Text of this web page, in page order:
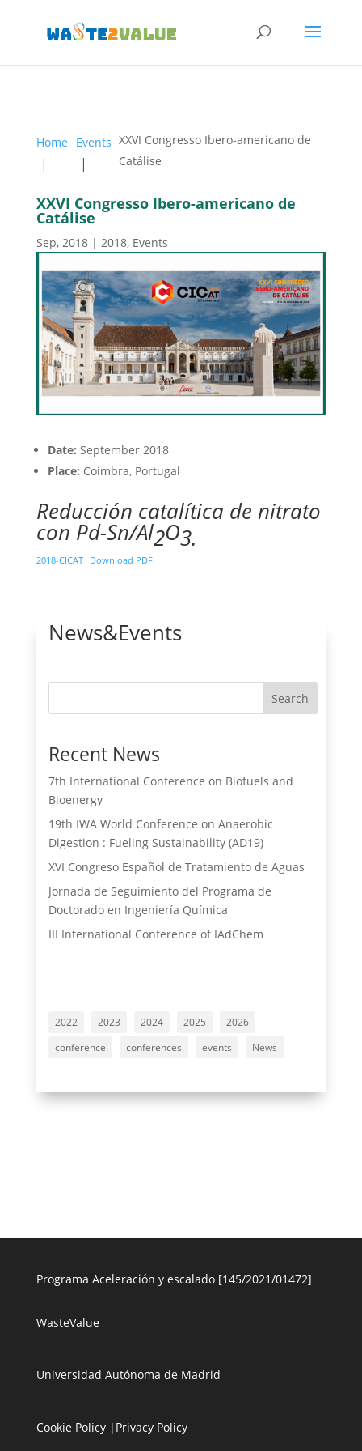
Home Events XXVI Congresso Ibero-americano de
Catálise
XXVI Congresso Ibero-americano de
Catálise
Sep, 2018| 2018, Events
Date: September 2018
Place: Coimbra, Portugal
Reducción catalítica de nitrato
con Pd-Sn/Al2O3.
2018-CICAT Download PDF
News&Events
Search
Recent News
7th International Conference on Biofuels and
Bioenergy
19th IWA World Conference on Anaerobic
Digestion : Fueling Sustainability (AD19)
XVI Congreso Español de Tratamiento de Aguas
Jornada de Seguimiento del Programa de
Doctorado en Ingeniería Química
III International Conference of IAdChem
2022 2023 2024 2025
2026
conference
conferences events News
Programa Aceleración y escalado [145/2021/01472]
WasteValue
Universidad Autónoma de Madrid
Cookie Policy| Privacy Policy